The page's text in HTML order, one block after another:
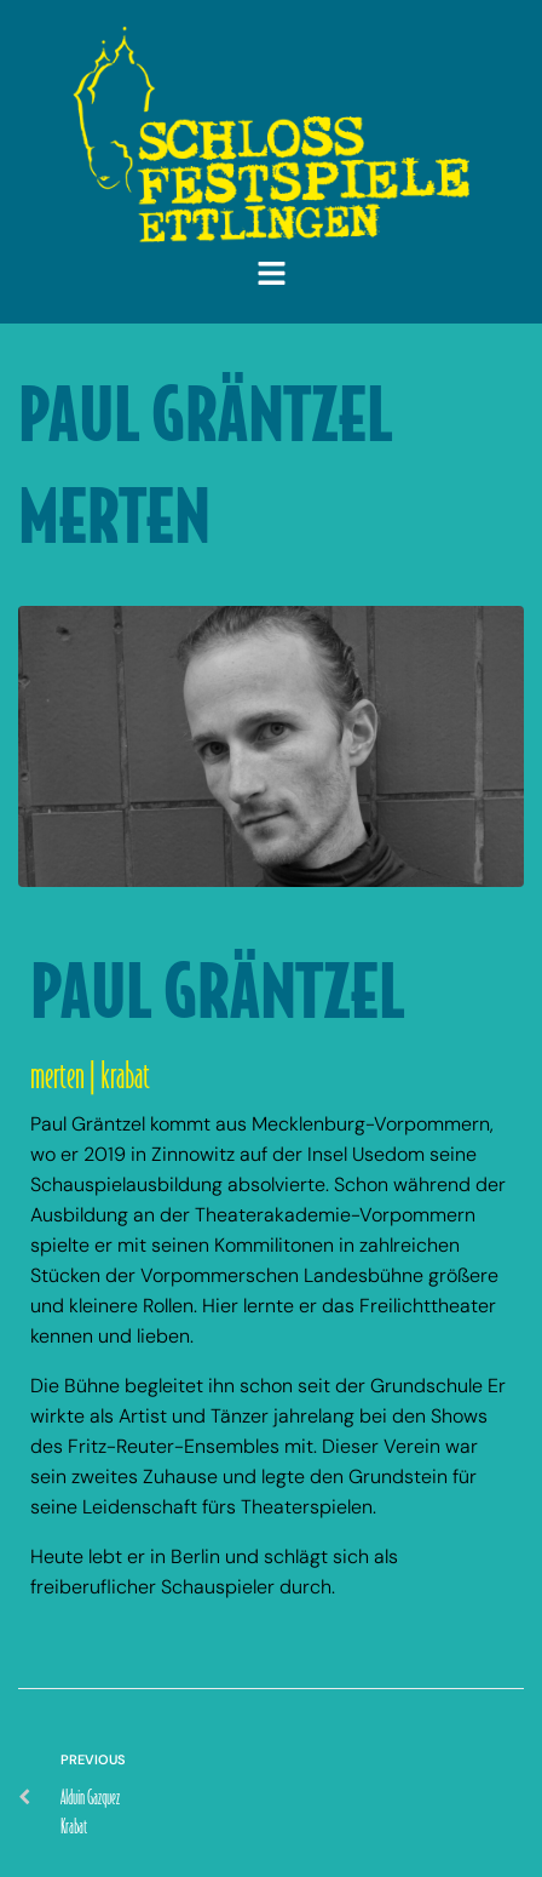
PAUL GRÄNTZEL
MERTEN
PAUL GRÄNTZEL
merten | krabat
Paul Gräntzel kommt aus Mecklenburg-Vorpommern,
wo er 2019 in Zinnowitz auf der Insel Usedom seine
Schauspielausbildung absolvierte. Schon während der
Ausbildung an der Theaterakademie-Vorpommern
spielte er mit seinen Kommilitonen in zahlreichen
Stücken der Vorpommerschen Landesbühne größere
und kleinere Rollen. Hier lernte er das Freilichttheater
kennen und lieben.
Die Bühne begleitet ihn schon seit der Grundschule Er
wirkte als Artist und Tänzer jahrelang bei den Shows
des Fritz-Reuter-Ensembles mit. Dieser Verein war
sein zweites Zuhause und legte den Grundstein für
seine Leidenschaft fürs Theaterspielen.
Heute lebt er in Berlin und schlägt sich als
freiberuflicher Schauspieler durch.
PREVIOUS
Alduin Gazquez
Krabat